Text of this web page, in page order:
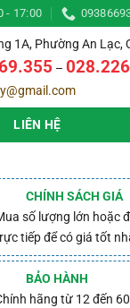
- 17:00
1A, Phường An Lạc,
–
LIÊN HỆ
CHÍNH SÁCH GIÁ
số lượng lớn hoặc
tiếp để có giá tốt
BẢO HÀNH
hãng từ 12 đến